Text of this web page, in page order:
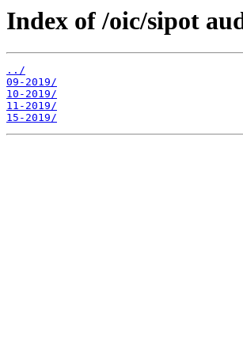
Index of /oic/sipot
../
09-2019/
10-2019/
11-2019/
15-2019/